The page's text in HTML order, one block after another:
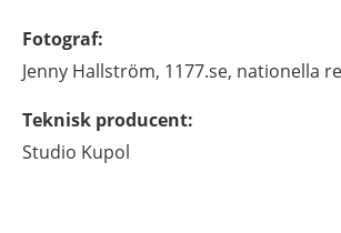
Fotograf:
Jenny Hallström, 1177.se, nationella
Teknisk producent:
Studio Kupol